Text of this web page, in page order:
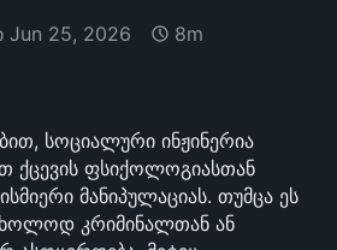
Jun 25, 2026 8m
სოციალური ინჟინერია
ქცევის ფსიქოლოგიასთან
მანიპულაციას. თუმცა ეს
კრიმინალთან ან